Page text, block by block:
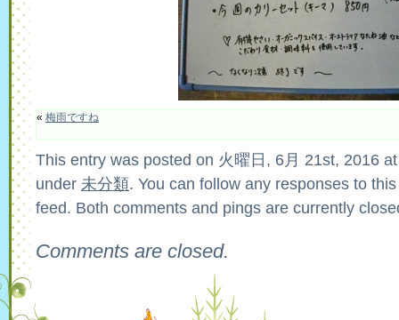
« 梅雨ですね
This entry was posted on 火曜日, 6月 21st, 2016
under 未分類. You can follow any responses to
feed. Both comments and pings are currently
Comments are closed.